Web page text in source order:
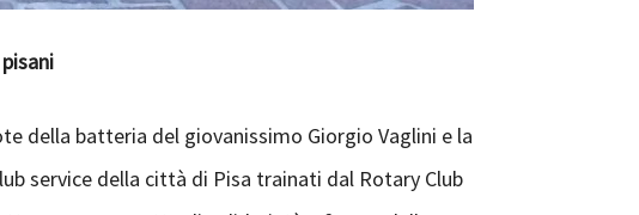
della batteria del giovanissimo Giorgio Vaglini e la
service della città di Pisa trainati dal Rotary Club